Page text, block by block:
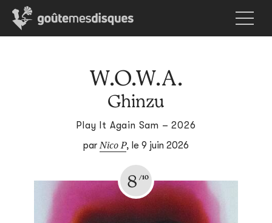
W.O.W.A.
Ghinzu
Play It Again Sam – 2026
parNico P, le 9 juin 2026
8